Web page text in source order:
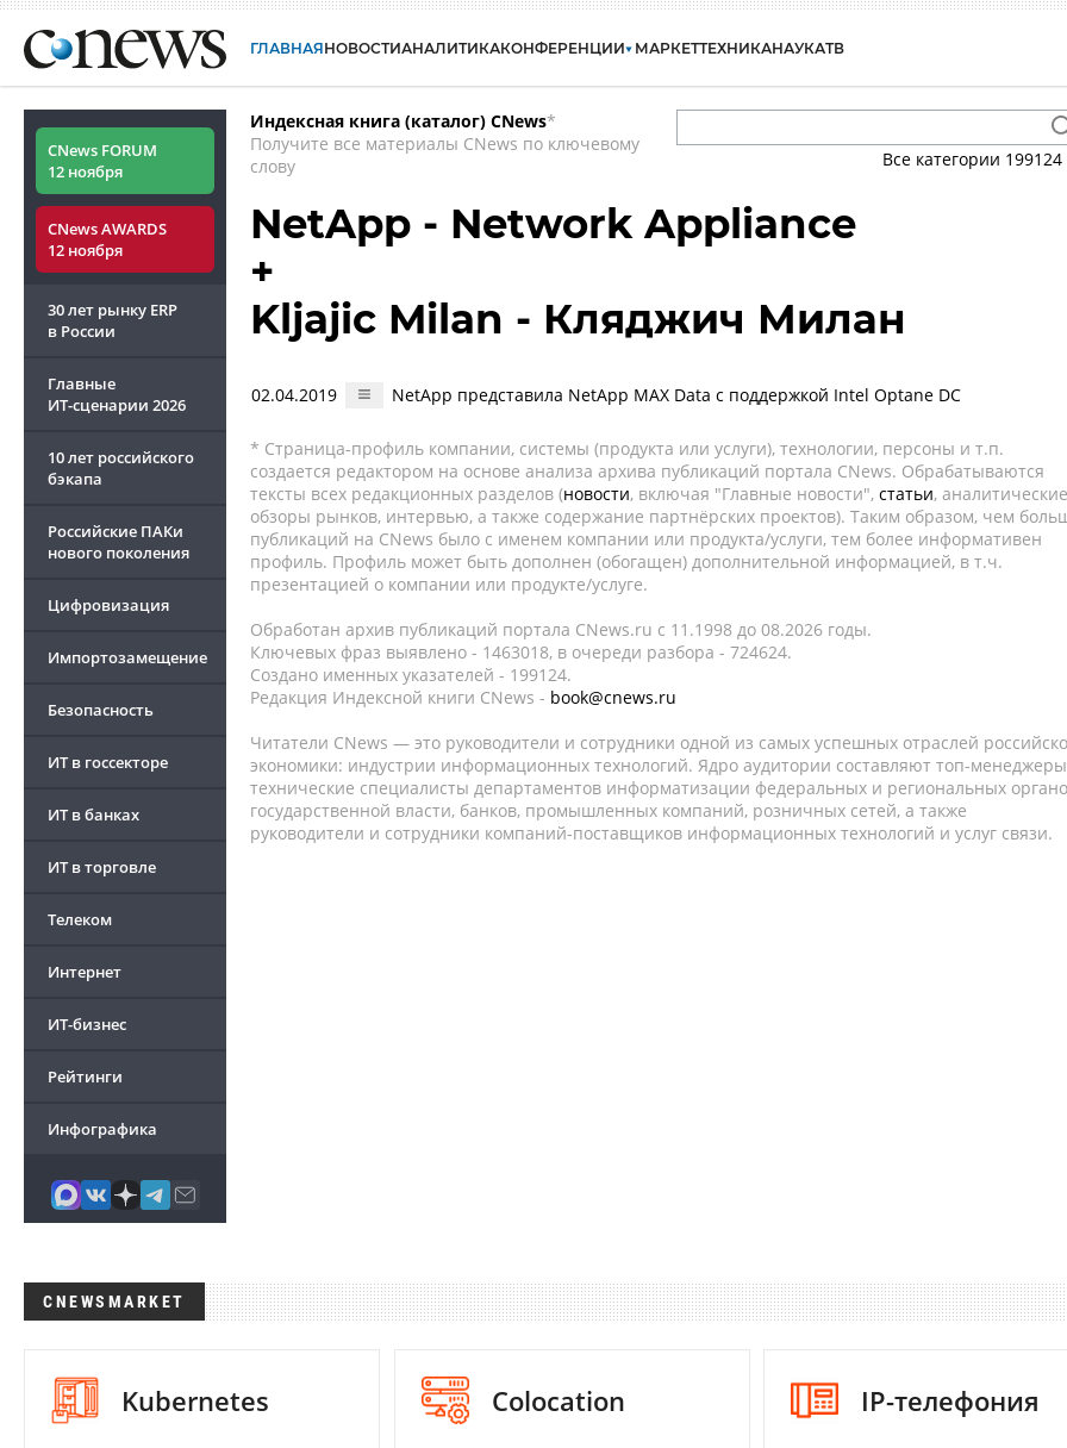
ГЛАВНАЯНОВОСТИАНАЛИТИКАКОНФЕРЕНЦИИ МАРКЕТТЕХНИКАНАУКАТВ
CNews FORUM
12 ноября
CNews AWARDS
12 ноября
30 лет рынку ERP
в России
Главные
ИТ-сценарии 2026
10 лет российского
бэкапа
Российские ПАКи
нового поколения
Цифровизация
Импортозамещение
Безопасность
ИТ в госсекторе
ИТ в банках
ИТ в торговле
Телеком
Интернет
ИТ-бизнес
Рейтинги
Инфографика
Индексная книга (каталог) CNews*
Получите все материалы CNews по ключевому
слову
Все категории 199124
NetApp - Network Appliance
+
Kljajic Milan - Кляджич Милан
02.04.2019 NetApp представила NetApp MAX Data с поддержкой Intel Optane DC
* Страница-профиль компании, системы (продукта или услуги), технологии, персоны и т.п.
создается редактором на основе анализа архива публикаций портала CNews. Обрабатываются
тексты всех редакционных разделов (новости, включая "Главные новости", статьи, аналитические
обзоры рынков, интервью, а также содержание партнёрских проектов). Таким образом, чем
публикаций на CNews было с именем компании или продукта/услуги, тем более информативен
профиль. Профиль может быть дополнен (обогащен) дополнительной информацией, в т.ч.
презентацией о компании или продукте/услуге.
Обработан архив публикаций портала CNews.ru c 11.1998 до 08.2026 годы.
Ключевых фраз выявлено - 1463018, в очереди разбора - 724624.
Создано именных указателей - 199124.
Редакция Индексной книги CNews - book@cnews.ru
Читатели CNews — это руководители и сотрудники одной из самых успешных отраслей
экономики: индустрии информационных технологий. Ядро аудитории составляют топ-
технические специалисты департаментов информатизации федеральных и региональных
государственной власти, банков, промышленных компаний, розничных сетей, а также
руководители и сотрудники компаний-поставщиков информационных технологий и услуг связи.
CNEWSMARKET
Kubernetes Colocation IP-телефония